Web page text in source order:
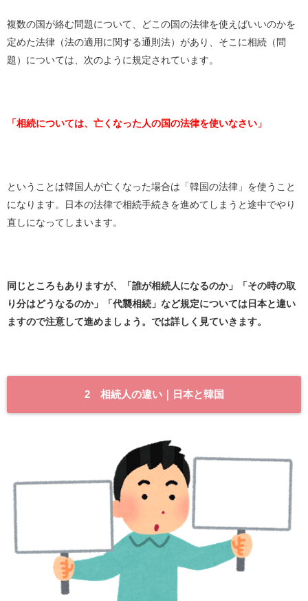
複数の国が絡む問題について、どこの国の法律を使えばいいのかを
定めた法律（法の適用に関する通則法）があり、そこに相続（問
題）については、次のように規定されています。
「相続については、亡くなった人の国の法律を使いなさい」
ということは韓国人が亡くなった場合は「韓国の法律」を使うこと
になります。日本の法律で相続手続きを進めてしまうと途中でやり
直しになってしまいます。
同じところもありますが、「誰が相続人になるのか」「その時の取
り分はどうなるのか」「代襲相続」など規定については日本と違い
ますので注意して進めましょう。では詳しく見ていきます。
2 相続人の違い｜日本と韓国